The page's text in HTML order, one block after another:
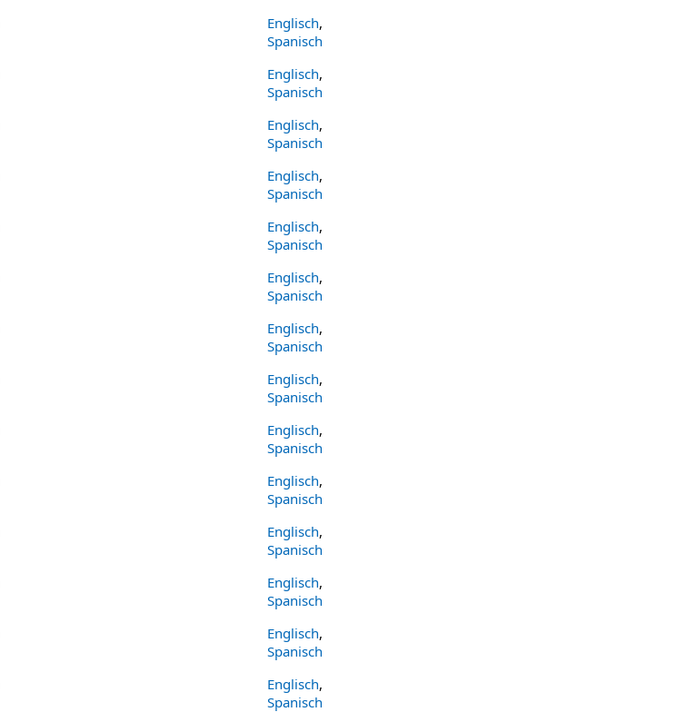
Englisch,
Spanisch
Englisch,
Spanisch
Englisch,
Spanisch
Englisch,
Spanisch
Englisch,
Spanisch
Englisch,
Spanisch
Englisch,
Spanisch
Englisch,
Spanisch
Englisch,
Spanisch
Englisch,
Spanisch
Englisch,
Spanisch
Englisch,
Spanisch
Englisch,
Spanisch
Englisch,
Spanisch